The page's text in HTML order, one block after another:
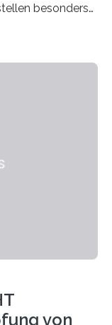
besonders
dar.
von